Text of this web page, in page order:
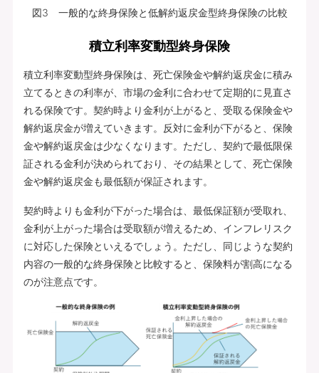
図3 一般的な終身保険と低解約返戻金型終身保険の比較
積立利率変動型終身保険
積立利率変動型終身保険は、死亡保険金や解約返戻金に積み
立てるときの利率が、市場の金利に合わせて定期的に見直さ
れる保険です。契約時より金利が上がると、受取る保険金や
解約返戻金が増えていきます。反対に金利が下がると、保険
金や解約返戻金は少なくなります。ただし、契約で最低限保
証される金利が決められており、その結果として、死亡保険
金や解約返戻金も最低額が保証されます。
契約時よりも金利が下がった場合は、最低保証額が受取れ、
金利が上がった場合は受取額が増えるため、インフレリスク
に対応した保険といえるでしょう。ただし、同じような契約
内容の一般的な終身保険と比較すると、保険料が割高になる
のが注意点です。